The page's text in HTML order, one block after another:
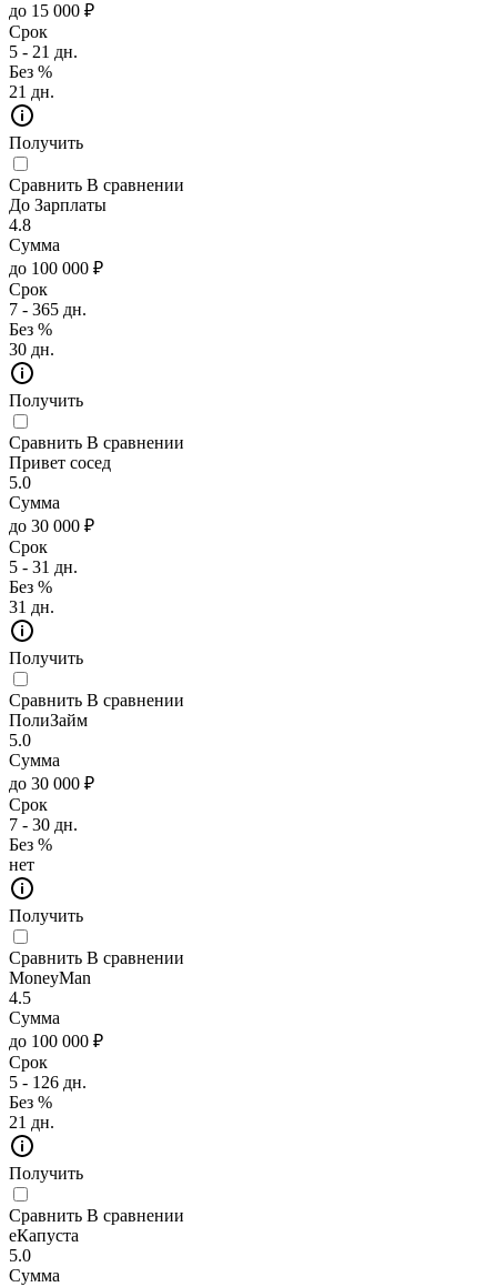
до 15 000 ₽
Срок
5 - 21 дн.
Без %
21 дн.
Получить
Сравнить В сравнении
До Зарплаты
4.8
Сумма
до 100 000 ₽
Срок
7 - 365 дн.
Без %
30 дн.
Получить
Сравнить В сравнении
Привет сосед
5.0
Сумма
до 30 000 ₽
Срок
5 - 31 дн.
Без %
31 дн.
Получить
Сравнить В сравнении
ПолиЗайм
5.0
Сумма
до 30 000 ₽
Срок
7 - 30 дн.
Без %
нет
Получить
Сравнить В сравнении
MoneyMan
4.5
Сумма
до 100 000 ₽
Срок
5 - 126 дн.
Без %
21 дн.
Получить
Сравнить В сравнении
еКапуста
5.0
Сумма